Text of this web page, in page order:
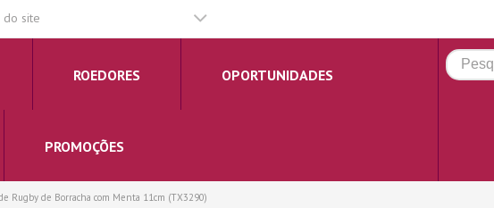
do site
ROEDORES OPORTUNIDADES
PROMOÇÕES
Rugby de Borracha com Menta 11cm (TX3290)